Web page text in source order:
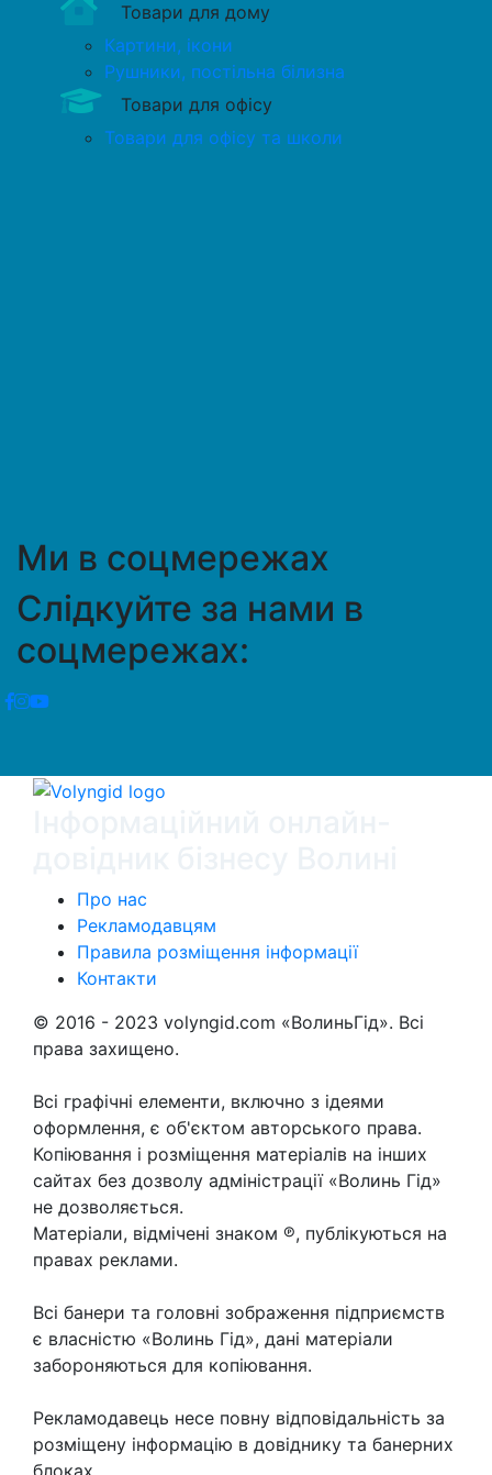
Товари для дому
Картини, ікони
Рушники, постільна білизна
Товари для офісу
Товари для офісу та школи
Ми в соцмережах
Слідкуйте за нами в
соцмережах:
Про нас
Рекламодавцям
Правила розміщення інформації
Контакти
© 2016 - 2023 volyngid.com «ВолиньГід». Всі
права захищено.
Всі графічні елементи, включно з ідеями
оформлення, є об'єктом авторського права.
Копіювання і розміщення матеріалів на інших
сайтах без дозволу адміністрації «Волинь Гід»
не дозволяється.
Матеріали, відмічені знаком ℗, публікуються на
правах реклами.
Всі банери та головні зображення підприємств
є власністю «Волинь Гід», дані матеріали
забороняються для копіювання.
Рекламодавець несе повну відповідальність за
розміщену інформацію в довіднику та банерних
блоках.